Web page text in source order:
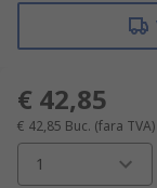
€ 42,85
€ 42,85 Buc. (fara TVA)
1